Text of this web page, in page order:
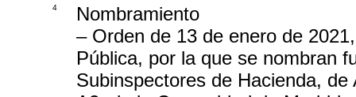
4
Nombramiento
– Orden de 13 de enero de
Pública, por la que se nombran
Subinspectores de Hacienda,